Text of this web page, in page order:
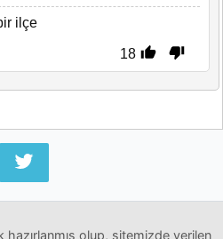
ilçe
18
olup, sitemizde verilen